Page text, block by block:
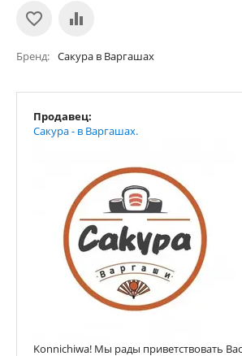
Бренд Сакура в Варгашах
Продавец:
Сакура - в Варгашах.
Konnichiwa! Мы рады приветствовать